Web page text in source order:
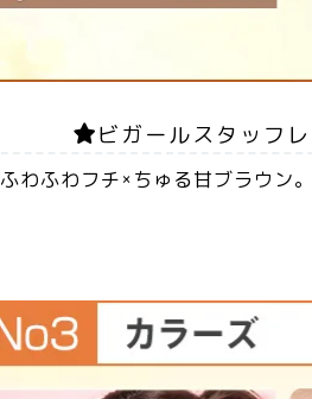
ビガールスタッフ
ふわふわフチ×ちゅる甘ブラウン